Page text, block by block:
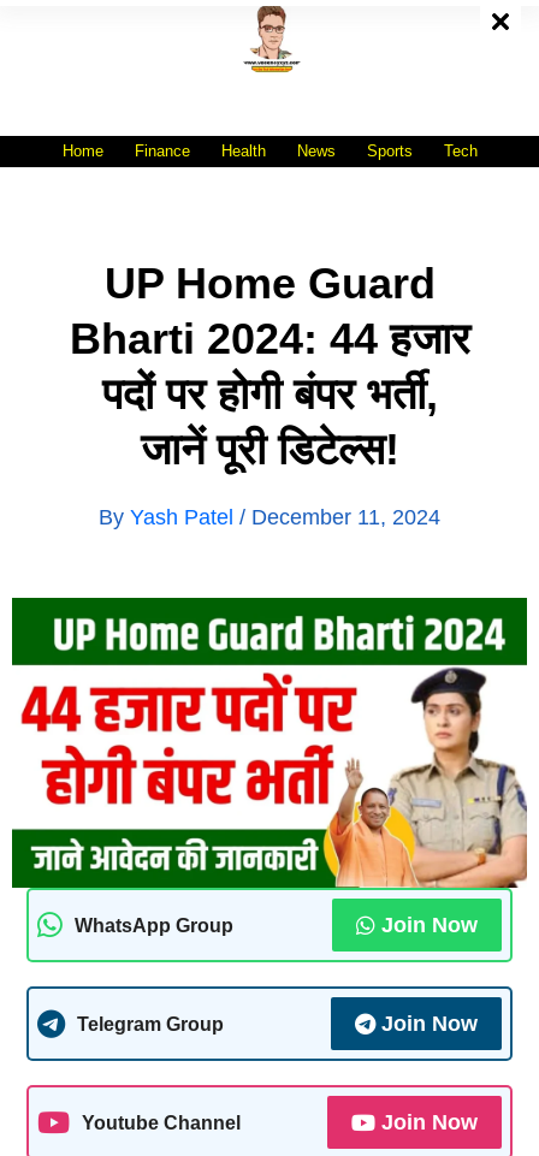
Home Finance Health News Sports Tech
UP Home Guard
Bharti 2024: 44 हजार
पदों पर होगी बंपर भर्ती,
जानें पूरी डिटेल्स!
By Yash Patel / December 11, 2024
WhatsApp Group Join Now
Telegram Group Join Now
Youtube Channel Join Now